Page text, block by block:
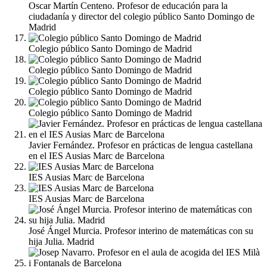
Oscar Martín Centeno. Profesor de educación para la
ciudadanía y director del colegio público Santo Domingo de
Madrid
Colegio público Santo Domingo de Madrid
Colegio público Santo Domingo de Madrid
Colegio público Santo Domingo de Madrid
Colegio público Santo Domingo de Madrid
Javier Fernández. Profesor en prácticas de lengua castellana
en el IES Ausias Marc de Barcelona
IES Ausias Marc de Barcelona
IES Ausias Marc de Barcelona
José Ángel Murcia. Profesor interino de matemáticas con su
hija Julia. Madrid